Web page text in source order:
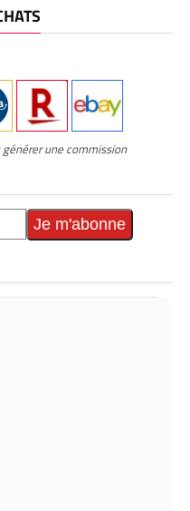
une commission